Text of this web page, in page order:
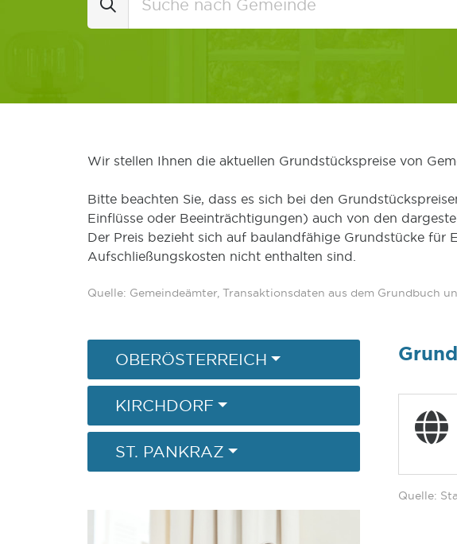
Wir stellen Ihnen die aktuellen Grundstückspreise von
Bitte beachten Sie, dass es sich bei den
Einflüsse oder Beeinträchtigungen) auch von den
Der Preis bezieht sich auf baulandfähige Grundstücke
Aufschließungskosten nicht enthalten sind.
Quelle: Gemeindeämter, Transaktionsdaten aus dem Grundbuch
OBERÖSTERREICH
KIRCHDORF
ST. PANKRAZ
Quelle: